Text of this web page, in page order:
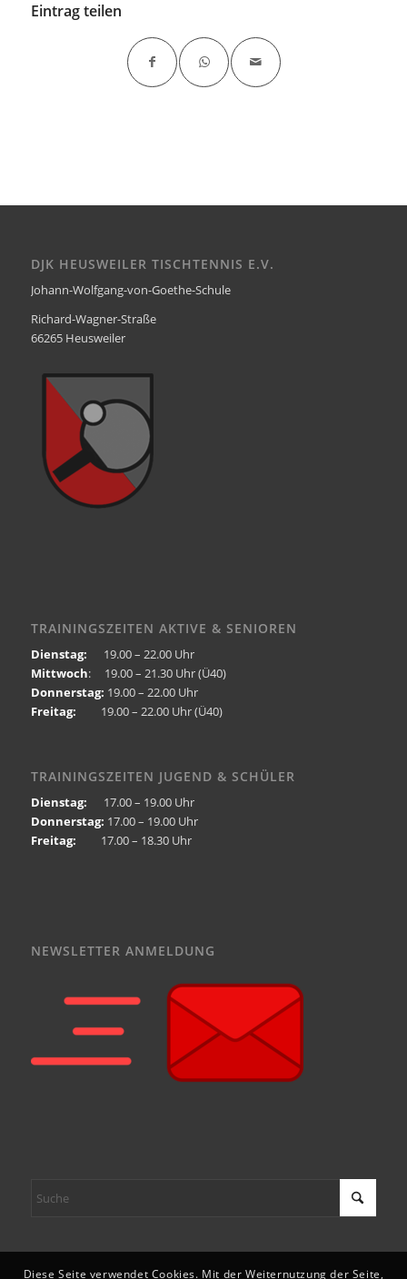
Eintrag teilen
DJK HEUSWEILER TISCHTENNIS E.V.
Johann-Wolfgang-von-Goethe-Schule
Richard-Wagner-Straße
66265 Heusweiler
TRAININGSZEITEN AKTIVE & SENIOREN
Dienstag: 19.00 – 22.00 Uhr
Mittwoch: 19.00 – 21.30 Uhr (Ü40)
Donnerstag: 19.00 – 22.00 Uhr
Freitag: 19.00 – 22.00 Uhr (Ü40)
TRAININGSZEITEN JUGEND & SCHÜLER
Dienstag: 17.00 – 19.00 Uhr
Donnerstag: 17.00 – 19.00 Uhr
Freitag: 17.00 – 18.30 Uhr
NEWSLETTER ANMELDUNG
Diese Seite verwendet Cookies. Mit der Weiternutzung der Seite,